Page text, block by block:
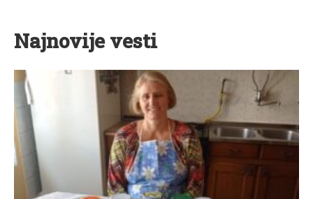
Najnovije vesti